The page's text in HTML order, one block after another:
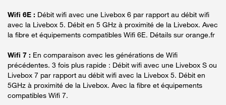
Wifi 6E : Débit wifi avec une Livebox 6 par rapport au débit wifi
avec la Livebox 5. Débit en 5 GHz à proximité de la Livebox. Avec
la fibre et équipements compatibles Wifi 6E. Détails sur orange.fr
Wifi 7 : En comparaison avec les générations de Wifi
précédentes. 3 fois plus rapide : Débit wifi avec une Livebox S ou
Livebox 7 par rapport au débit wifi avec la Livebox 5. Débit en
5GHz à proximité de la Livebox. Avec la fibre et équipements
compatibles Wifi 7.